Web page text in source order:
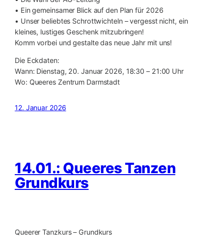
• Ein gemeinsamer Blick auf den Plan für 2026
• Unser beliebtes Schrottwichteln – vergesst nicht, ein
kleines, lustiges Geschenk mitzubringen!
Komm vorbei und gestalte das neue Jahr mit uns!
Die Eckdaten:
Wann: Dienstag, 20. Januar 2026, 18:30 – 21:00 Uhr
Wo: Queeres Zentrum Darmstadt
12. Januar 2026
14.01.: Queeres Tanzen
Grundkurs
Queerer Tanzkurs – Grundkurs